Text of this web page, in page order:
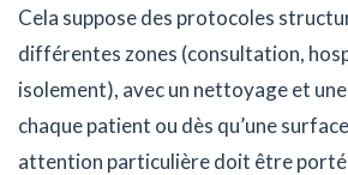
Cela suppose des protocoles
différentes zones (consultation,
isolement), avec un nettoyage et
chaque patient ou dès qu’une
attention particulière doit être